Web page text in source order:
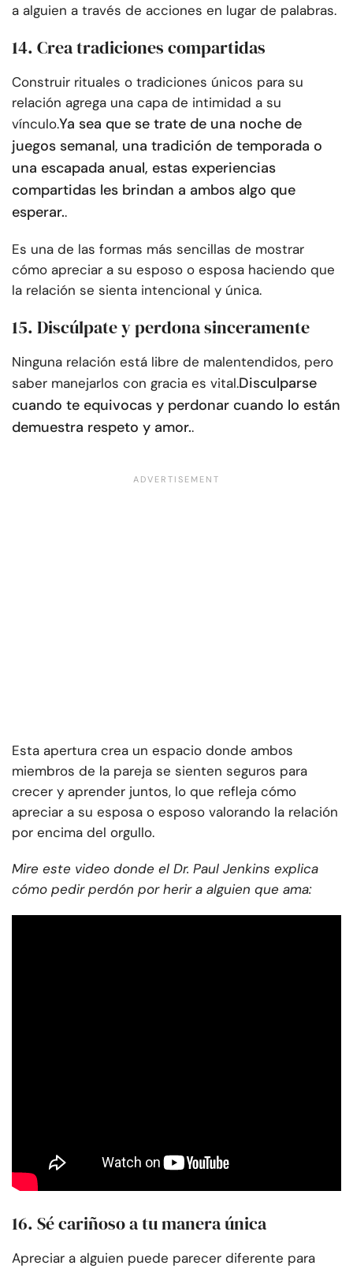
a alguien a través de acciones en lugar de palabras.
14. Crea tradiciones compartidas
Construir rituales o tradiciones únicos para su
relación agrega una capa de intimidad a su
vínculo.Ya sea que se trate de una noche de
juegos semanal, una tradición de temporada o
una escapada anual, estas experiencias
compartidas les brindan a ambos algo que
esperar..
Es una de las formas más sencillas de mostrar
cómo apreciar a su esposo o esposa haciendo que
la relación se sienta intencional y única.
15. Discúlpate y perdona sinceramente
Ninguna relación está libre de malentendidos, pero
saber manejarlos con gracia es vital.Disculparse
cuando te equivocas y perdonar cuando lo están
demuestra respeto y amor..
Esta apertura crea un espacio donde ambos
miembros de la pareja se sienten seguros para
crecer y aprender juntos, lo que refleja cómo
apreciar a su esposa o esposo valorando la relación
por encima del orgullo.
Mire este video donde el Dr. Paul Jenkins explica
cómo pedir perdón por herir a alguien que ama:
16. Sé cariñoso a tu manera única
Apreciar a alguien puede parecer diferente para